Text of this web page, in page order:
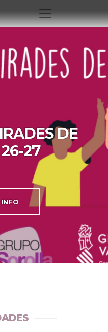
DE
27